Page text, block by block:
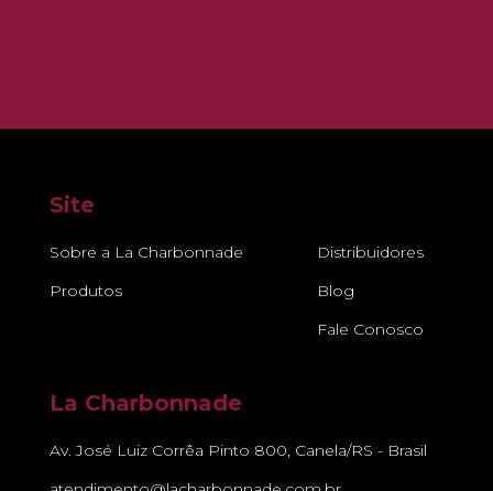
Site
Sobre a La Charbonnade
Produtos
Distribuidores
Blog
Fale Conosco
La Charbonnade
Av. José Luiz Corrêa Pinto 800, Canela/RS - Brasil